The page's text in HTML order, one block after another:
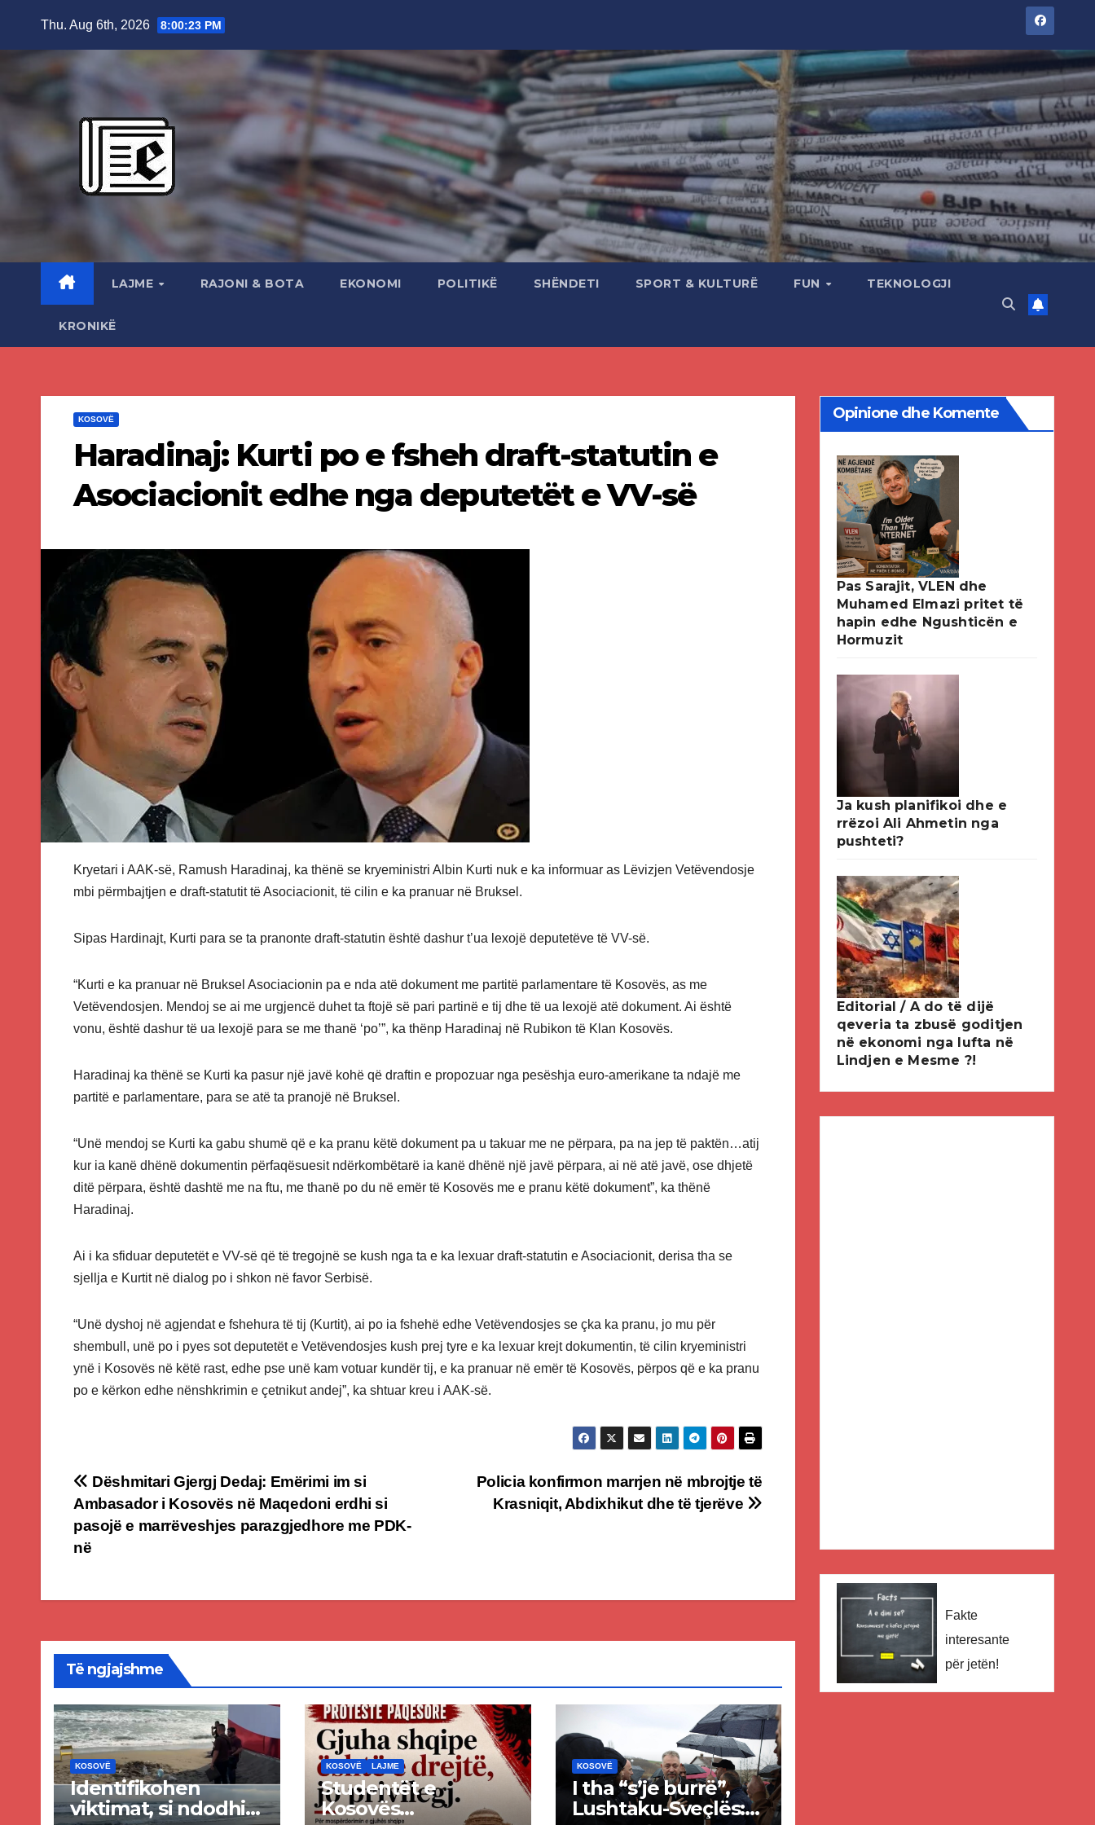
Thu. Aug 6th, 2026 8:00:25 PM
LAJME RAJONI & BOTA EKONOMI POLITIKË SHËNDETI SPORT & KULTURË FUN TEKNOLOGJI
KRONIKË
KOSOVË
Haradinaj: Kurti po e fsheh draft-statutin e
Asociacionit edhe nga deputetët e VV-së
Kryetari i AAK-së, Ramush Haradinaj, ka thënë se kryeministri Albin Kurti nuk e ka informuar as Lëvizjen Vetëvendosje
mbi përmbajtjen e draft-statutit të Asociacionit, të cilin e ka pranuar në Bruksel.
Sipas Hardinajt, Kurti para se ta pranonte draft-statutin është dashur t’ua lexojë deputetëve të VV-së.
“Kurti e ka pranuar në Bruksel Asociacionin pa e nda atë dokument me partitë parlamentare të Kosovës, as me
Vetëvendosjen. Mendoj se ai me urgjencë duhet ta ftojë së pari partinë e tij dhe të ua lexojë atë dokument. Ai është
vonu, është dashur të ua lexojë para se me thanë ‘po’”, ka thënp Haradinaj në Rubikon të Klan Kosovës.
Haradinaj ka thënë se Kurti ka pasur një javë kohë që draftin e propozuar nga pesëshja euro-amerikane ta ndajë me
partitë e parlamentare, para se atë ta pranojë në Bruksel.
“Unë mendoj se Kurti ka gabu shumë që e ka pranu këtë dokument pa u takuar me ne përpara, pa na jep të paktën…atij
kur ia kanë dhënë dokumentin përfaqësuesit ndërkombëtarë ia kanë dhënë një javë përpara, ai në atë javë, ose dhjetë
ditë përpara, është dashtë me na ftu, me thanë po du në emër të Kosovës me e pranu këtë dokument”, ka thënë
Haradinaj.
Ai i ka sfiduar deputetët e VV-së që të tregojnë se kush nga ta e ka lexuar draft-statutin e Asociacionit, derisa tha se
sjellja e Kurtit në dialog po i shkon në favor Serbisë.
“Unë dyshoj në agjendat e fshehura të tij (Kurtit), ai po ia fshehë edhe Vetëvendosjes se çka ka pranu, jo mu për
shembull, unë po i pyes sot deputetët e Vetëvendosjes kush prej tyre e ka lexuar krejt dokumentin, të cilin kryeministri
ynë i Kosovës në këtë rast, edhe pse unë kam votuar kundër tij, e ka pranuar në emër të Kosovës, përpos që e ka pranu
po e kërkon edhe nënshkrimin e çetnikut andej”, ka shtuar kreu i AAK-së.
Post
navigation
Policia konfirmon marrjen në mbrojtje të
Krasniqit, Abdixhikut dhe të tjerëve
Dëshmitari Gjergj Dedaj: Emërimi im si
Ambasador i Kosovës në Maqedoni erdhi si
pasojë e marrëveshjes parazgjedhore me PDK-
në
Të ngjajshme
KOSOVË
Identifikohen
viktimat, si ndodhi
KOSOVË LAJME
Studentët e
Kosovës
KOSOVË
I tha “s’je burrë”,
Lushtaku-Sveçlës:
Opinione dhe Komente
Pas Sarajit, VLEN dhe
Muhamed Elmazi pritet të
hapin edhe Ngushticën e
Hormuzit
Ja kush planifikoi dhe e
rrëzoi Ali Ahmetin nga
pushteti?
Editorial / A do të dijë
qeveria ta zbusë goditjen
në ekonomi nga lufta në
Lindjen e Mesme ?!
Fakte
interesante
për jetën!